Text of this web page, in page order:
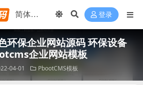
登录
环保企业网站源码 环保设备
企业网站模板
04-01 PbootCMS模板